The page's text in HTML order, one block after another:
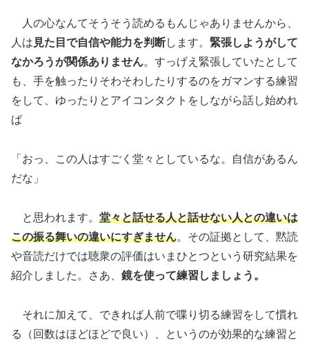
人の心なんてそうそう読めるもんじゃありませんから、
人は 見た目で自信や能力を判断します。 緊張しようがして
なかろうが関係ありません。すっげえ緊張していたとして
も、手を触ったりそわそわしたりするのをガマンする練習
をして、ゆったりとアイコンタクトをしながら話し始めれ
ば
「おっ、この人はすごく堂々としているな。自信があるん
だな」
と思われます。 堂々と話せる人と話せない人との違いは
この振る舞いの違いにすぎません。その証拠として、黙読
や音読だけでは聴衆の評価はいまひとつという研究結果を
紹介しました。さあ、 鏡を使って練習しましょう。
それに加えて、できれば人前で喋り切る練習をして慣れ
る（回数はほどほどで良い）、というのが効果的な練習と